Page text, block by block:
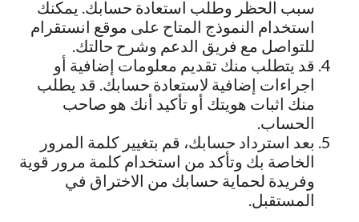
سبب الحظر وطلب استعادة حسابك. يمكنك
استخدام النموذج المتاح على موقع انستقرام
للتواصل مع فريق الدعم وشرح حالتك.
قد يتطلب منك تقديم معلومات إضافية أو
اجراءات إضافية لاستعادة حسابك. قد يطلب
منك اثبات هويتك أو تأكيد أنك هو صاحب
الحساب.
بعد استرداد حسابك، قم بتغيير كلمة المرور
الخاصة بك وتأكد من استخدام كلمة مرور قوية
وفريدة لحماية حسابك من الاختراق في
المستقبل.